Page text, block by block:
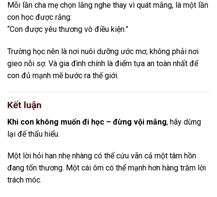
Mỗi lần cha mẹ chọn lắng nghe thay vì quát mắng, là một lần
con học được rằng:
“Con được yêu thương vô điều kiện.”
Trường học nên là nơi nuôi dưỡng ước mơ, không phải nơi
gieo nỗi sợ. Và gia đình chính là điểm tựa an toàn nhất để
con đủ mạnh mẽ bước ra thế giới.
Kết luận
Khi con không muốn đi học – đừng vội mắng, hãy dừng
lại để thấu hiểu.
Một lời hỏi han nhẹ nhàng có thể cứu vãn cả một tâm hồn
đang tổn thương. Một cái ôm có thể mạnh hơn hàng trăm lời
trách móc.